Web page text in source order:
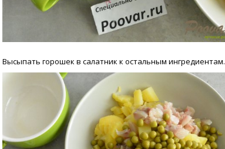
Высыпать горошек в салатник к остальным ингредиентам.